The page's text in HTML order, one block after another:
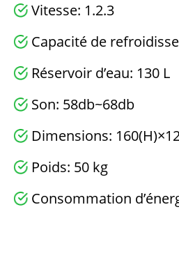
Vitesse: 1.2.3
Capacité de
Réservoir d’eau: 130 L
Son: 58db~68db
Dimensions:
Poids: 50 kg
Consommation